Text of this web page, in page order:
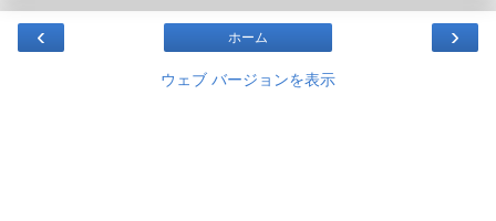
‹ ›
ホーム
ウェブ バージョンを表示